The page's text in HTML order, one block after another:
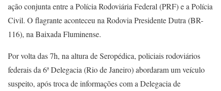
ação conjunta entre a Polícia Rodoviária Federal (PRF) e a Polícia
Civil. O flagrante aconteceu na Rodovia Presidente Dutra (BR-
116), na Baixada Fluminense.
Por volta das 7h, na altura de Seropédica, policiais rodoviários
federais da 6ª Delegacia (Rio de Janeiro) abordaram um veículo
suspeito, após troca de informações com a Delegacia de